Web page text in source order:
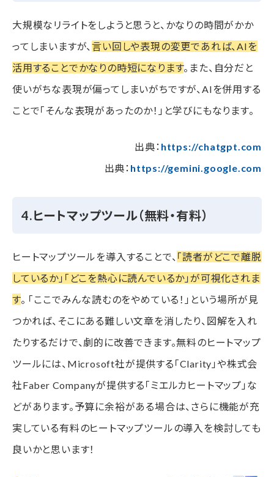
大規模なリライトをしようと思うと、かなりの時間がかか
ってしまいますが、言い回しや表現の変更であれば、AIを
活用することでかなりの時短になります。また、自分だと
使いがちな表現が偏ってしまいがちですが、AIを併用する
ことで「そんな表現があったのか！」と学びにもなります。
出典： https://chatgpt.com
出典： https://gemini.google.com
4.ヒートマップツール（無料・有料）
ヒートマップツールを導入することで、 「読者がどこで離脱
しているか」「どこを熱心に読んでいるか」が可視化されま
す。 「ここでみんな読むのをやめている！」という場所が見
つかれば、そこにある難しい文章を消したり、図解を入れ
たりするだけで、劇的に改善できます。無料のヒートマップ
ツールには、Microsoft社が提供する「Clarity」や株式会
社Faber Companyが提供する「ミエルカヒートマップ」な
どがあります。予算に余裕がある場合は、さらに機能が充
実している有料のヒートマップツールの導入を検討しても
良いかと思います！